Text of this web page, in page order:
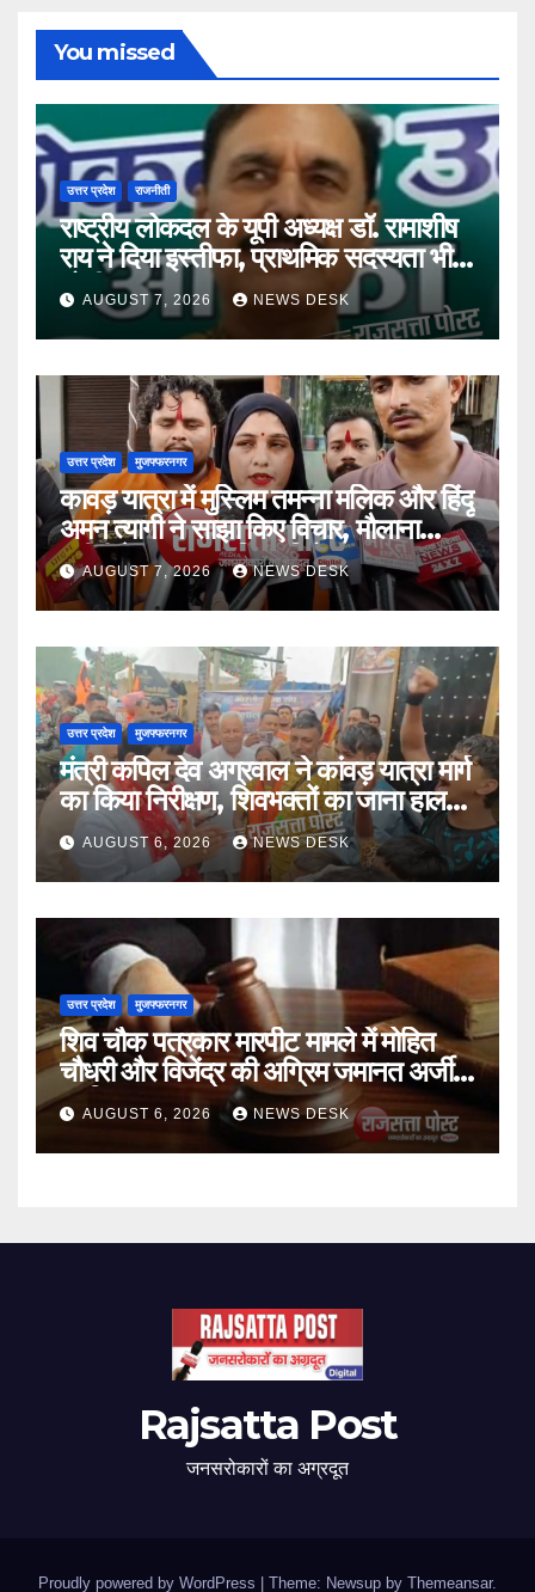
You missed
उत्तर प्रदेश राजनीती
राष्ट्रीय लोकदल के यूपी अध्यक्ष डॉ. रामाशीष
राय ने दिया इस्तीफा, प्राथमिक सदस्यता भी
छोड़ीAUGUST 7, 2026 NEWS DESK
उत्तर प्रदेश मुजफ्फरनगर
कावड़ यात्रा में मुस्लिम तमन्ना मलिक और हिंदू
अमन त्यागी ने साझा किए विचार, मौलाना
रशीदी के बयान का किया विरोध
AUGUST 7, 2026 NEWS DESK
उत्तर प्रदेश मुजफ्फरनगर
मंत्री कपिल देव अग्रवाल ने कांवड़ यात्रा मार्ग
का किया निरीक्षण, शिवभक्तों का जाना हाल-
चालAUGUST 6, 2026 NEWS DESK
उत्तर प्रदेश मुजफ्फरनगर
शिव चौक पत्रकार मारपीट मामले में मोहित
चौधरी और विजेंद्र की अग्रिम जमानत अर्जी
खारिज
AUGUST 6, 2026 NEWS DESK
Rajsatta Post
जनसरोकारों का अग्रदूत
Proudly powered by WordPress | Theme: Newsup by Themeansar.